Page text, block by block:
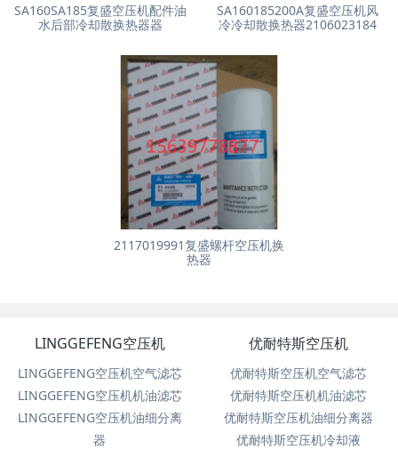
SA160SA185复盛空压机配件油
水后部冷却散换热器器
SA160185200A复盛空压机风
冷冷却散换热器2106023184
2117019991复盛螺杆空压机换
热器
LINGGEFENG空压机
LINGGEFENG空压机空气滤芯
LINGGEFENG空压机机油滤芯
LINGGEFENG空压机油细分离
器
优耐特斯空压机
优耐特斯空压机空气滤芯
优耐特斯空压机机油滤芯
优耐特斯空压机油细分离器
优耐特斯空压机冷却液